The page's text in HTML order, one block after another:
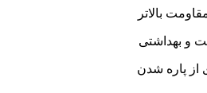
بالاتر
و بهداشتی
پاره شدن